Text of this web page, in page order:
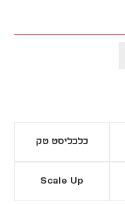
כלכליסט טק
Scale Up